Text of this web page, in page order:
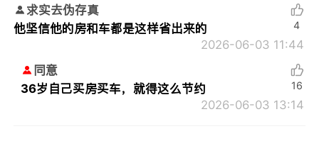
求实去伪存真
他坚信他的房和车都是这样省出来的
2026-06-03 11:44
4
同意
36岁自己买房买车，就得这么节约
2026-06-03 13:14
16